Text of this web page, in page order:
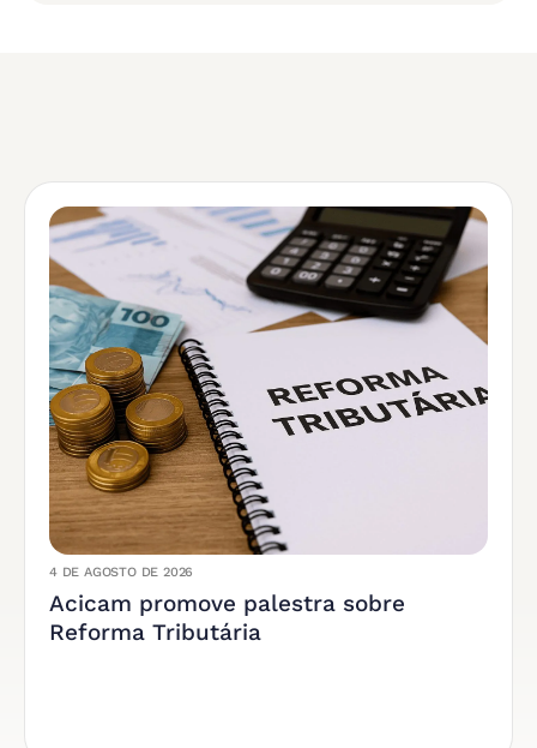
4 DE AGOSTO DE 2026
Acicam promove palestra sobre
Reforma Tributária